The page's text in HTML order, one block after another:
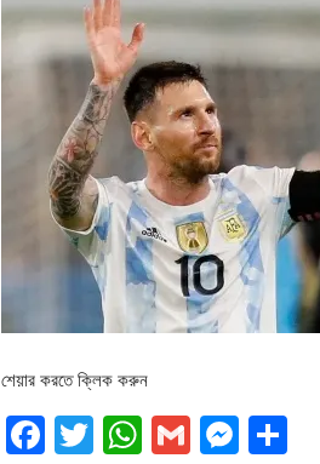
শেয়ার করতে ক্লিক করুন
Facebook
Twitter
WhatsApp
Gmail